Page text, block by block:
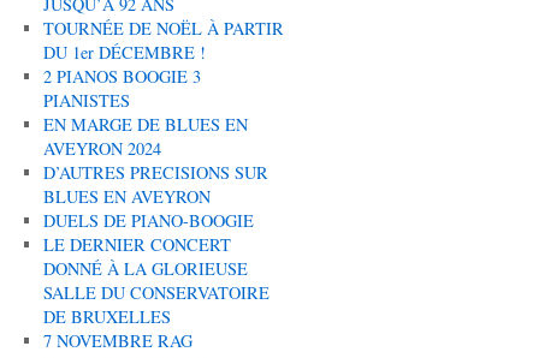
JUSQU’À 92 ANS
TOURNÉE DE NOËL À PARTIR
DU 1er DÉCEMBRE !
2 PIANOS BOOGIE 3
PIANISTES
EN MARGE DE BLUES EN
AVEYRON 2024
D’AUTRES PRECISIONS SUR
BLUES EN AVEYRON
DUELS DE PIANO-BOOGIE
LE DERNIER CONCERT
DONNÉ À LA GLORIEUSE
SALLE DU CONSERVATOIRE
DE BRUXELLES
7 NOVEMBRE RAG